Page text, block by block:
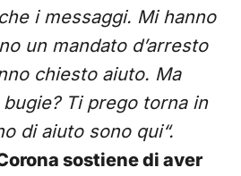
i messaggi. Mi hanno
un mandato d’arresto
chiesto aiuto. Ma
Ti prego torna in
di aiuto sono qui“.
sostiene di aver